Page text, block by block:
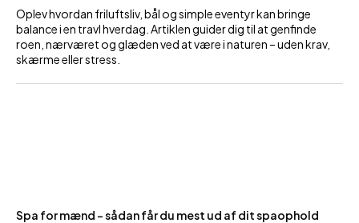
Oplev hvordan friluftsliv, bål og simple eventyr kan bringe
balance i en travl hverdag. Artiklen guider dig til at genfinde
roen, nærværet og glæden ved at være i naturen – uden krav,
skærme eller stress.
Spa for mænd – sådan får du mest ud af dit spaophold